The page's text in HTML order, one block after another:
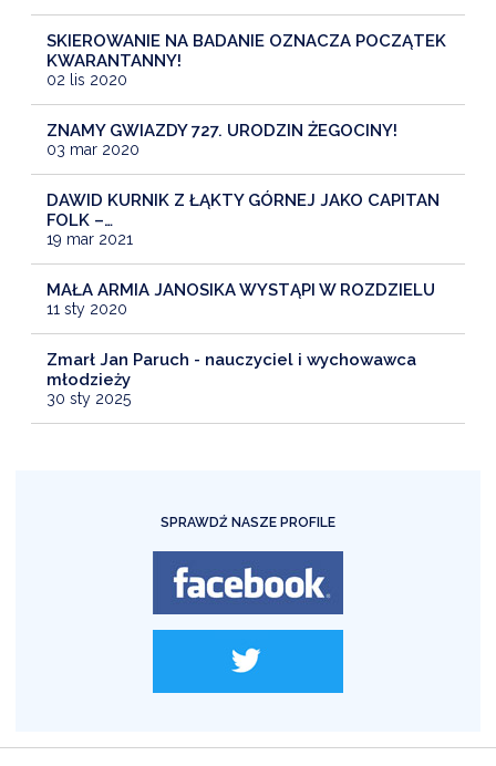
SKIEROWANIE NA BADANIE OZNACZA POCZĄTEK
KWARANTANNY!
02 lis 2020
ZNAMY GWIAZDY 727. URODZIN ŻEGOCINY!
03 mar 2020
DAWID KURNIK Z ŁĄKTY GÓRNEJ JAKO CAPITAN
FOLK –…
19 mar 2021
MAŁA ARMIA JANOSIKA WYSTĄPI W ROZDZIELU
11 sty 2020
Zmarł Jan Paruch - nauczyciel i wychowawca
młodzieży
30 sty 2025
SPRAWDŹ NASZE PROFILE